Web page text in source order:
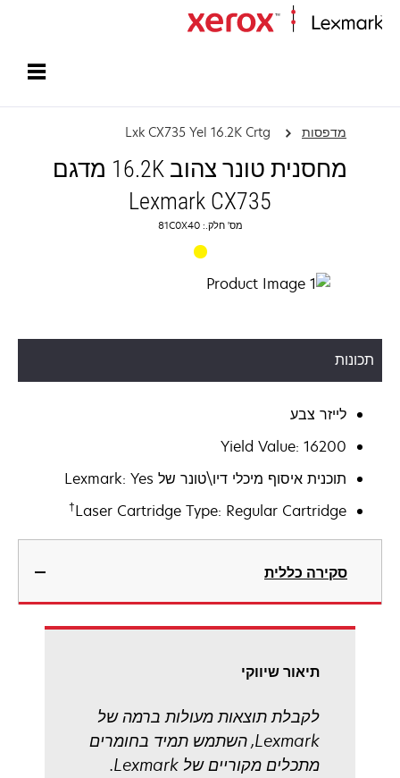
מדפסות Lxk CX735 Yel 16.2K Crtg
מחסנית טונר צהוב 16.2K מדגם
Lexmark CX735
מס' חלק.: 81C0X40
תכונות
לייזר צבע
Yield Value: 16200
תוכנית איסוף מיכלי דיו\טונר של Lexmark: Yes
Laser Cartridge Type: Regular Cartridge
†
סקירה כללית
תיאור שיווקי
לקבלת תוצאות מעולות ברמה של
Lexmark, השתמש תמיד בחומרים
מתכלים מקוריים של Lexmark.